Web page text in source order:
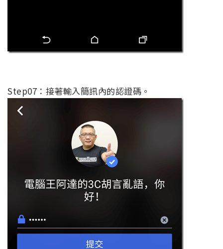
Step07：接著輸入簡訊內的認證碼。